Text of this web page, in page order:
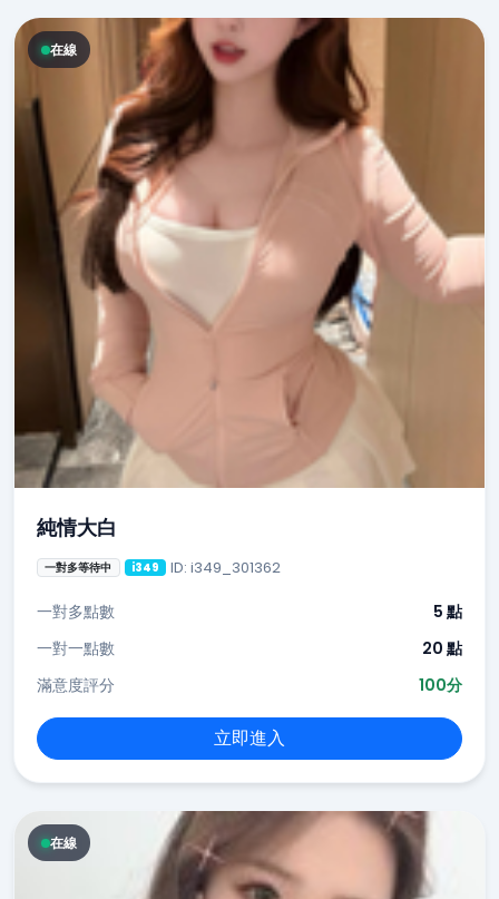
在線
純情大白
一對多等待中 i349 ID: i349_301362
一對多點數
5 點
一對一點數
20 點
滿意度評分
100分
立即進入
在線